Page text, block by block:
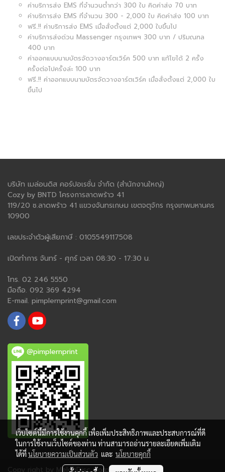
ค่าบริการส่ง EMS ที่จำนวนต่ำกว่า 300 ใบ คิดค่าส่ง 70 บาท
ค่าบริการส่ง EMS ที่จำนวน 300 - 2,000 ใบ คิดค่าส่ง 100 บาท
ฟรี..!! ค่าบริการส่ง EMS เมื่อสั่งตั้งแต่ 2,000 ใบขึ้นไป
ค่าบริการส่งด่วน Massenger กรุงเทพฯ 300 บาท / ปริมณฑล
400 บาท
ค่าออกแบบนามบัตรจัดวางอาร์ตเวิร์ค 500 บาท แก้ไขได้ 2 ครั้ง
ครั้งต่อไปครั้งล่ะ 100 บาท
ฟรี..!! ค่าออกแบบนามบัตรจัดวางอาร์ตเวิร์ค เมื่อสั่งตั้งแต่ 2,000 ใบ
ขึ้นไป
บริษัท เมล่อนดิส คอร์ปอเรชั่น จำกัด (สำนักงานใหญ่)
Cozy by BNTD โครงการลาดพร้าว 41
119/20 ซ.ลาดพร้าว 41 แขวงจันทรเกษม เขตจตุจักร กรุงเทพมหานคร
10900
เลขประจำตัวผู้เสียภาษี : 0105549117508
เปิดทำการ จันทร์ - ศุกร์ เวลา 08:30 - 17:30 น.
โทร. 02 246 5550
มือถือ. 092 369 4294
E-mail. pimplernprint@gmail.com
@pimplernprint
Copy right by MelonDisc Corp.
เว็บไซต์นี้มีการใช้งานคุกกี้ เพื่อเพิ่มประสิทธิภาพและประสบการณ์ที่ดี
ในการใช้งานเว็บไซต์ของท่าน ท่านสามารถอ่านรายละเอียดเพิ่มเติม
ได้ที่นโยบายความเป็นส่วนตัว และ นโยบายคุกกี้